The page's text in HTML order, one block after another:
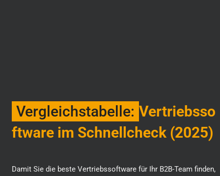
Vergleichstabelle: Vertriebsso
ftware im Schnellcheck (2025)
Damit Sie die beste Vertriebssoftware für Ihr B2B-Team finden,